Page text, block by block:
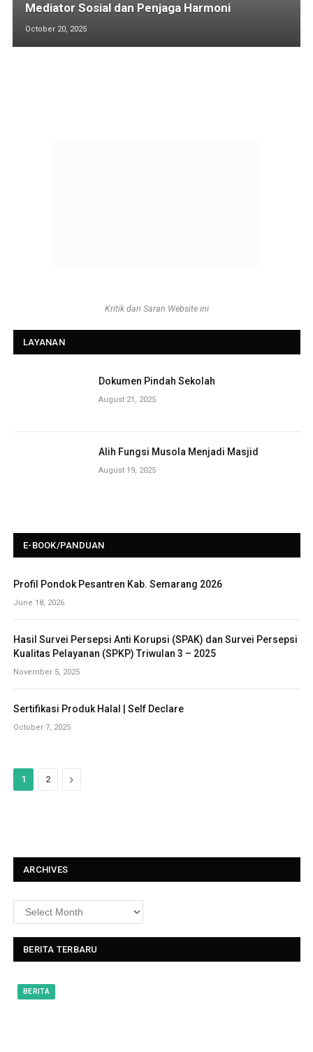
Mediator Sosial dan Penjaga Harmoni
October 20, 2025
Kritik dan Saran Website ini
LAYANAN
Dokumen Pindah Sekolah
August 21, 2025
Alih Fungsi Musola Menjadi Masjid
August 19, 2025
E-BOOK/PANDUAN
Profil Pondok Pesantren Kab. Semarang 2026
June 18, 2026
Hasil Survei Persepsi Anti Korupsi (SPAK) dan Survei Persepsi
Kualitas Pelayanan (SPKP) Triwulan 3 – 2025
November 5, 2025
Sertifikasi Produk Halal | Self Declare
October 7, 2025
1 2
N
ARCHIVES
BERITA TERBARU
BERITA